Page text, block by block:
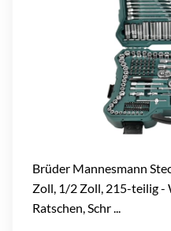
Brüder Mannesmann
Zoll, 1/2 Zoll, 215-teilig -
Ratschen, Schr ...